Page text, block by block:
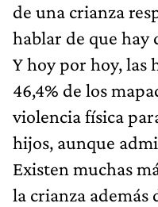
de una crianza
hablar de que hay
Y hoy por hoy, las
46,4% de los
violencia física
hijos, aunque
Existen muchas
la crianza además